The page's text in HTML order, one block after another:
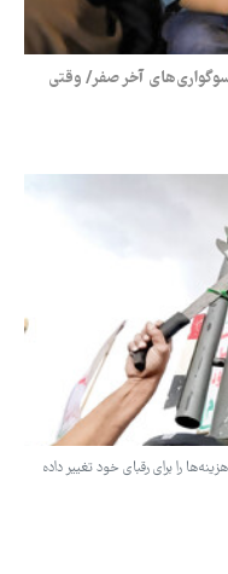
آخر صفر/ وقتی
را برای رقبای خود تغییر داده